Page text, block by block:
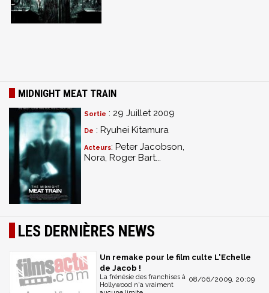
MIDNIGHT MEAT TRAIN
Sortie : 29 Juillet 2009
De : Ryuhei Kitamura
Acteurs: Peter Jacobson,
Nora, Roger Bart...
LES DERNIÈRES NEWS
Un remake pour le film culte L'Echelle
de Jacob !
08/06/2009, 20:09
La frénésie des franchises à
Hollywood n'a vraiment